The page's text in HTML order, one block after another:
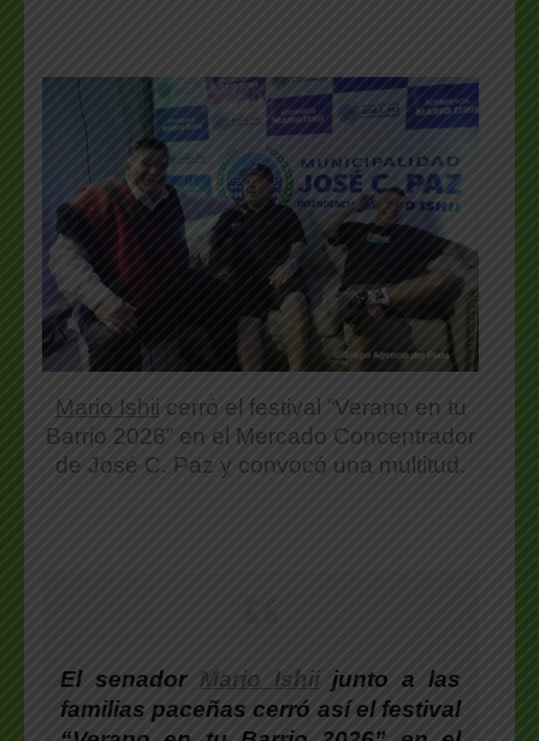
Mario Ishii cerró el festival “Verano en tu
Barrio 2026” en el Mercado Concentrador
de José C. Paz y convocó una multitud.
El senador Mario Ishiijunto a las
familias paceñas cerró así el festival